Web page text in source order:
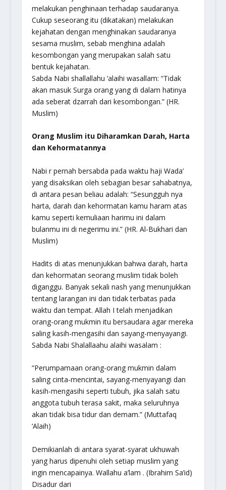
melakukan penghinaan terhadap saudaranya.
Cukup seseorang itu (dikatakan) melakukan
kejahatan dengan menghinakan saudaranya
sesama muslim, sebab menghina adalah
kesombongan yang merupakan salah satu
bentuk kejahatan.
Sabda Nabi shallallahu ‘alaihi wasallam: “Tidak
akan masuk Surga orang yang di dalam hatinya
ada seberat dzarrah dari kesombongan.” (HR.
Muslim)
Orang Muslim itu Diharamkan Darah, Harta
dan Kehormatannya
Nabi r pernah bersabda pada waktu haji Wada’
yang disaksikan oleh sebagian besar sahabatnya,
di antara pesan beliau adalah: “Sesungguh nya
harta, darah dan kehormatan kamu haram atas
kamu seperti kemuliaan harimu ini dalam
bulanmu ini di negerimu ini.” (HR. Al-Bukhari dan
Muslim)
Hadits di atas menunjukkan bahwa darah, harta
dan kehormatan seorang muslim tidak boleh
diganggu. Banyak sekali nash yang menunjukkan
tentang larangan ini dan tidak terbatas pada
waktu dan tempat. Allah I telah menjadikan
orang-orang mukmin itu bersaudara agar mereka
saling kasih-mengasihi dan sayang-menyayangi.
Sabda Nabi Shalallaahu alaihi wasalam :
“Perumpamaan orang-orang mukmin dalam
saling cinta-mencintai, sayang-menyayangi dan
kasih-mengasihi seperti tubuh, jika salah satu
anggota tubuh terasa sakit, maka seluruhnya
akan tidak bisa tidur dan demam.” (Muttafaq
‘Alaih)
Demikianlah di antara syarat-syarat ukhuwah
yang harus dipenuhi oleh setiap muslim yang
ingin mencapainya. Wallahu a’lam . (Ibrahim Sa’id)
Disadur dari